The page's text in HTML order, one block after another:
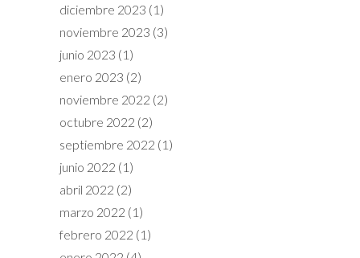
diciembre 2023 (1)
noviembre 2023 (3)
junio 2023 (1)
enero 2023 (2)
noviembre 2022 (2)
octubre 2022 (2)
septiembre 2022 (1)
junio 2022 (1)
abril 2022 (2)
marzo 2022 (1)
febrero 2022 (1)